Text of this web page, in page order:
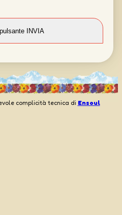
complicità tecnica di Ensoul